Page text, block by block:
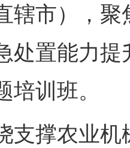
辖市），
处置能力
培训班。
撑农业机